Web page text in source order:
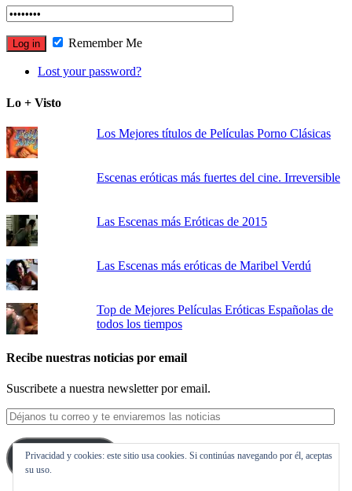
Remember Me
Lost your password?
Lo + Visto
Los Mejores títulos de Películas Porno Clásicas
Escenas eróticas más fuertes del cine. Irreversible
Las Escenas más Eróticas de 2015
Las Escenas más eróticas de Maribel Verdú
Top de Mejores Películas Eróticas Españolas de
todos los tiempos
Recibe nuestras noticias por email
Suscribete a nuestra newsletter por email.
Déjanos
tu
correo
y
te
Suscribirse
Privacidad y cookies: este sitio usa cookies. Si continúas navegando por él, aceptas
su uso.